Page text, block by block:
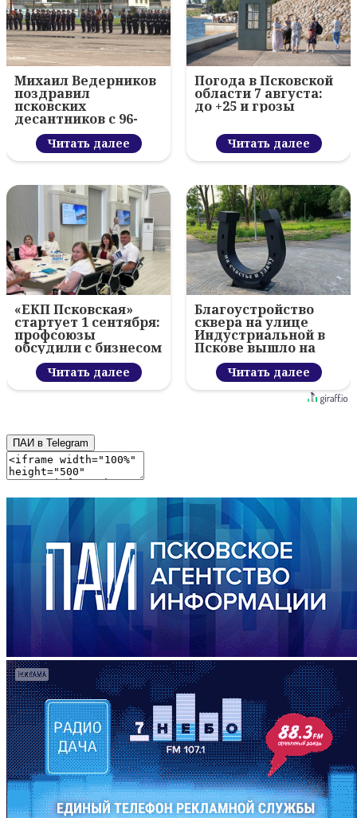
Михаил Ведерников
поздравил
псковских
десантников с 96-
летием ВДВ и
вручил награды
Читать далее
Погода в Псковской
области 7 августа:
до +25 и грозы
Читать далее
«ЕКП Псковская»
стартует 1 сентября:
профсоюзы
обсудили с бизнесом
новый цифровой
проектЧитать далее
Благоустройство
сквера на улице
Индустриальной в
Пскове вышло на
финишную прямую
Читать далее
ПАИ в Telegram